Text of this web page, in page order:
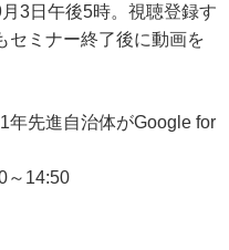
3日午後5時。視聴登録す
セミナー終了後に動画を
先進自治体がGoogle for
～14:50